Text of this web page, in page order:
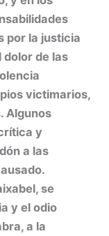
por la justicia
dolor de las
victimarios,
Algunos
y
a las
se
y el odio
a la